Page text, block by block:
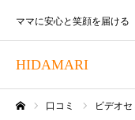
HIDAMARI
ママに安心と笑顔を届ける
口コミ ビデオセ